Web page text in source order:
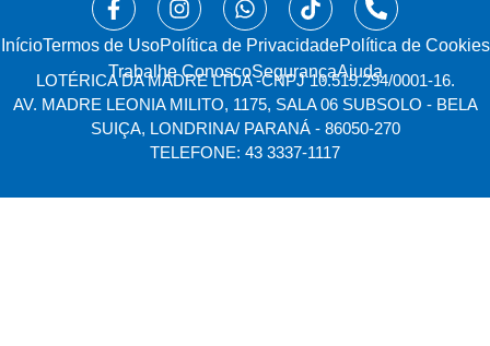
Início⁠Termos de UsoPolítica de PrivacidadePolítica de Cookies
Trabalhe ConoscoSegurançaAjuda
LOTÉRICA DA MADRE LTDA -CNPJ 10.519.294/0001-16.
AV. MADRE LEONIA MILITO, 1175, SALA 06 SUBSOLO - BELA
SUIÇA, LONDRINA/ PARANÁ - 86050-270
TELEFONE: 43 3337-1117